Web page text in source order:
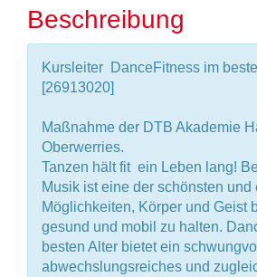
Beschreibung
Kursleiter  DanceFitness im
[26913020]
Maßnahme der DTB Akademie
Oberwerries.
Tanzen hält fit  ein Leben lang!
Musik ist eine der schönsten und
Möglichkeiten, Körper und Geist
gesund und mobil zu halten.
besten Alter bietet ein
abwechslungsreiches und